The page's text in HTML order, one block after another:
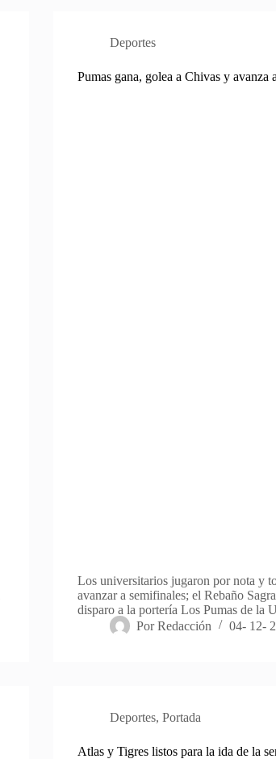
Deportes
Pumas gana, golea a Chivas y avanza
Los universitarios jugaron por nota y
avanzar a semifinales; el Rebaño
disparo a la portería Los Pumas de
Por Redacción 04- 12-
Deportes, Portada
Atlas y Tigres listos para la ida de la